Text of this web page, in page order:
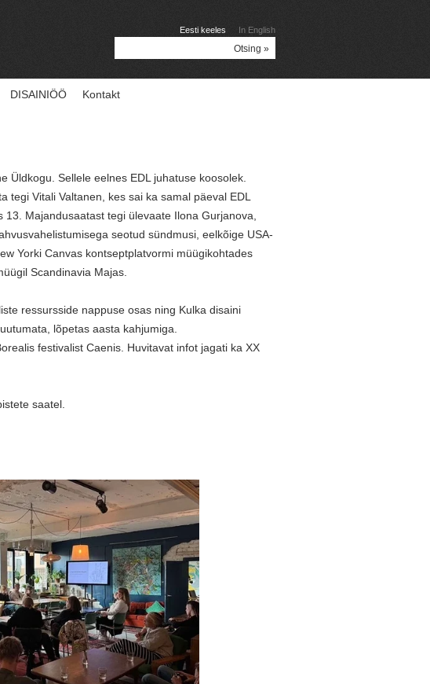
Eesti keeles In English
DISAINIÖÖ Kontakt
Üldkogu. Sellele eelnes EDL juhatuse koosolek.
tegi Vitali Valtanen, kes sai ka samal päeval EDL
Majandusaatast tegi ülevaate Ilona Gurjanova,
seotud sündmusi, eelkõige USA-
Yorki Canvas kontseptplatvormi müügikohtades
Scandinavia Majas.
ressursside nappuse osas ning Kulka disaini
lõpetas aasta kahjumiga.
festivalist Caenis. Huvitavat infot jagati ka XX
saatel.